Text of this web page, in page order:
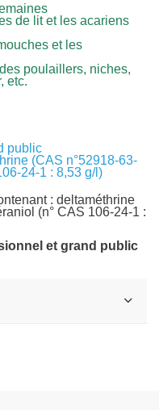
de lit et les acariens
et les
poulaillers, niches,
etc.
public
(CAS n°52918-63-
24-1 : 8,53 g/l)
: deltaméthrine
(n° CAS 106-24-1 :
et grand public